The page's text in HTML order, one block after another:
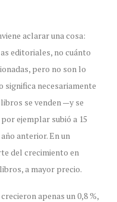
aclarar una cosa:
editoriales, no cuánto
pero no son lo
significa necesariamente
se venden —y se
ejemplar subió a 15
anterior. En un
del crecimiento en
a mayor precio.
apenas un 0,8 %,